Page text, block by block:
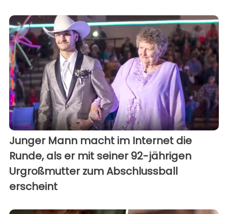
Junger Mann macht im Internet die
Runde, als er mit seiner 92-jährigen
Urgroßmutter zum Abschlussball
erscheint